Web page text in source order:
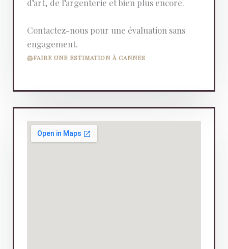
d’art, de l’argenterie et bien plus encore.
Contactez-nous pour une évaluation sans
engagement.
FAIRE UNE ESTIMATION À CANNES